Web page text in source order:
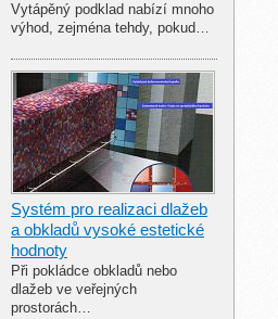
Vytápěný podklad nabízí mnoho
výhod, zejména tehdy, pokud…
Systém pro realizaci dlažeb
a obkladů vysoké estetické
hodnoty
Při pokládce obkladů nebo
dlažeb ve veřejných
prostorách…